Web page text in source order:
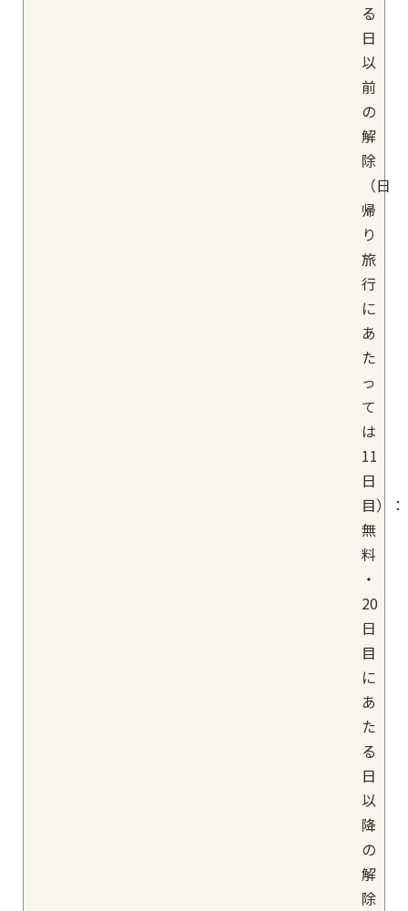
る
日
以
前
の
解
除
（日
帰
り
旅
行
に
あ
た
っ
て
は
11
日
目）：
無
料
・
20
日
目
に
あ
た
る
日
以
降
の
解
除